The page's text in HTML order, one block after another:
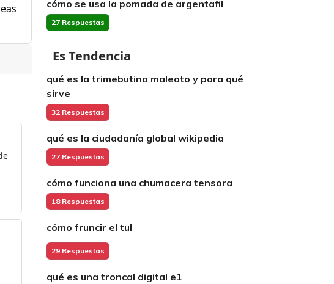
cómo se usa la pomada de argentafil
27 Respuestas
Es Tendencia
qué es la trimebutina maleato y para qué
sirve
32 Respuestas
qué es la ciudadanía global wikipedia
27 Respuestas
cómo funciona una chumacera tensora
18 Respuestas
cómo fruncir el tul
29 Respuestas
qué es una troncal digital e1